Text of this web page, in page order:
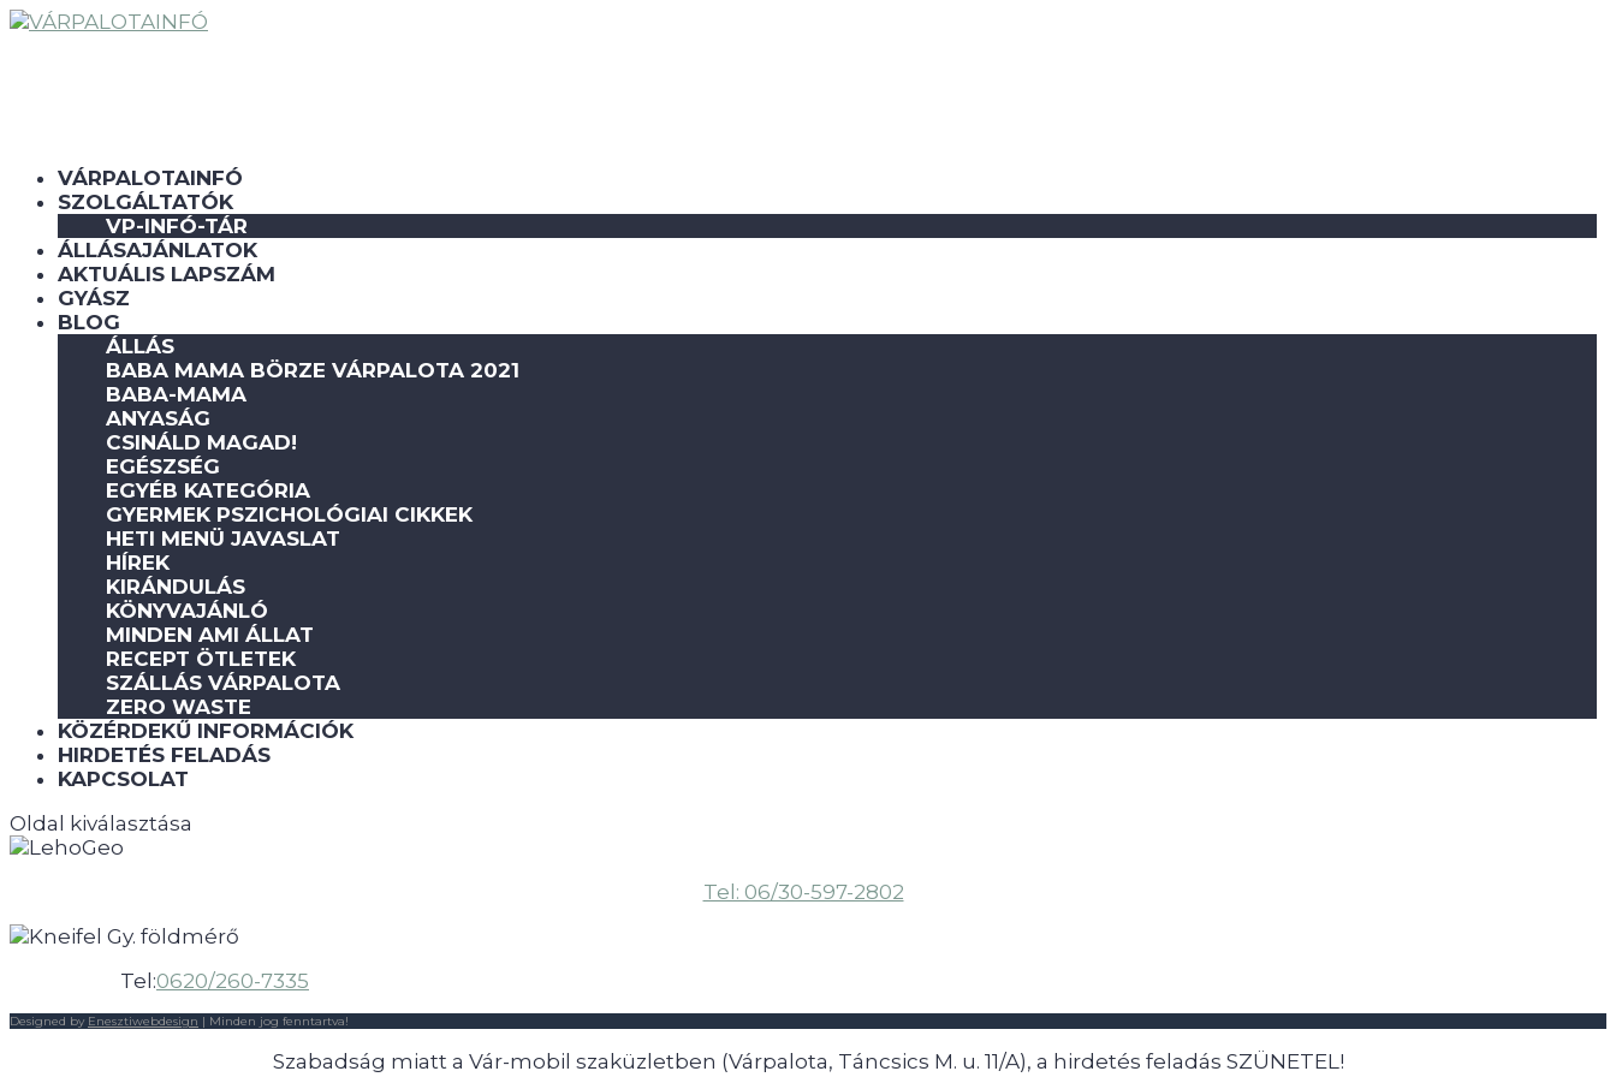
VÁRPALOTAINFÓ
SZOLGÁLTATÓK
VP-INFÓ-TÁR
ÁLLÁSAJÁNLATOK
AKTUÁLIS LAPSZÁM
GYÁSZ
BLOG
ÁLLÁS
BABA MAMA BÖRZE VÁRPALOTA 2021
BABA-MAMA
ANYASÁG
CSINÁLD MAGAD!
EGÉSZSÉG
EGYÉB KATEGÓRIA
GYERMEK PSZICHOLÓGIAI CIKKEK
HETI MENÜ JAVASLAT
HÍREK
KIRÁNDULÁS
KÖNYVAJÁNLÓ
MINDEN AMI ÁLLAT
RECEPT ÖTLETEK
SZÁLLÁS VÁRPALOTA
ZERO WASTE
KÖZÉRDEKŰ INFORMÁCIÓK
HIRDETÉS FELADÁS
KAPCSOLAT
Oldal kiválasztása
Tel: 06/30-597-2802
Tel:0620/260-7335
Designed by Enesztiwebdesign | Minden jog fenntartva!
Szabadság miatt a Vár-mobil szaküzletben (Várpalota, Táncsics M. u. 11/A), a hirdetés feladás SZÜNETEL!